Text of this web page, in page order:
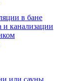
в бане
канализации
или сауны